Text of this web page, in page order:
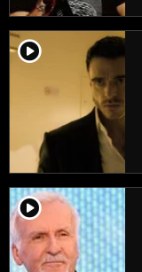
player2
player2